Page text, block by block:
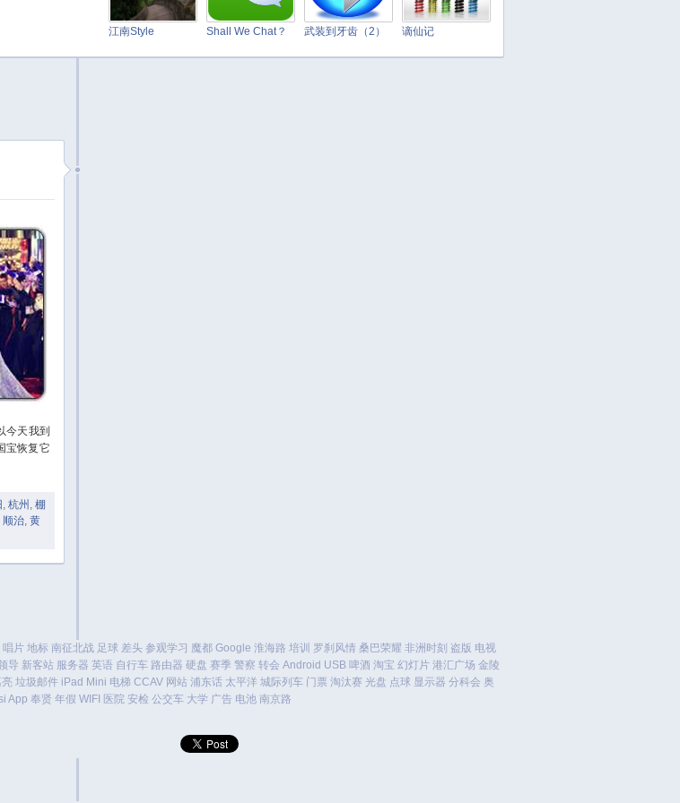
江南Style Shall We Chat？ 武装到牙齿（2） 谪仙记
今天我到
宝恢复它
, 杭州 , 棚
顺治, 黄
唱片 地标 南征北战 足球 差头 参观学习 魔都 Google 淮海路 培训 罗刹风情 桑巴荣耀 非洲时刻 盗版 电视
导 新客站 服务器 英语 自行车 路由器 硬盘 赛季 警察 转会 Android USB 啤酒 淘宝 幻灯片 港汇广场 金陵
垃圾邮件 iPad Mini 电梯 CCAV 网站 浦东话 太平洋 城际列车 门票 淘汰赛 光盘 点球 显示器 分科会 奥
App 奉贤 年假 WIFI 医院 安检 公交车 大学 广告 电池 南京路